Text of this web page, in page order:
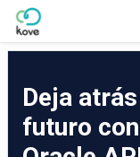
Skip to Main Content
Deja
futuro con